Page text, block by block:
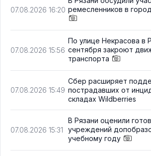
07.08.2026 16:20 ремесленников в
07.08.2026 15:56
По улице Некрасова в
сентября закроют
транспорта
07.08.2026 15:49
Сбер расширяет
пострадавших от
складах Wildberries
07.08.2026 15:31
В Рязани оценили
учреждений
учебному году